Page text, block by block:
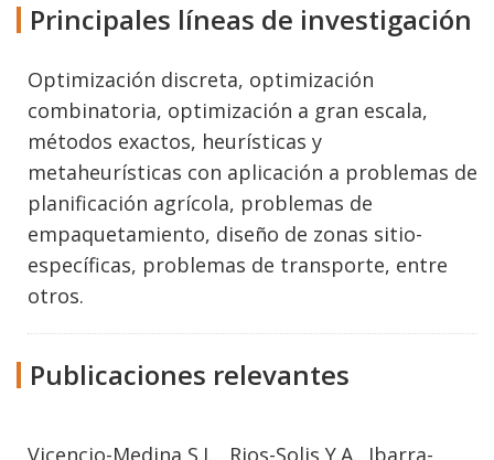
Principales líneas de investigación
Optimización discreta, optimización
combinatoria, optimización a gran escala,
métodos exactos, heurísticas y
metaheurísticas con aplicación a problemas de
planificación agrícola, problemas de
empaquetamiento, diseño de zonas sitio-
específicas, problemas de transporte, entre
otros.
Publicaciones relevantes
Vicencio-Medina S.J., Rios-Solis Y.A., Ibarra-